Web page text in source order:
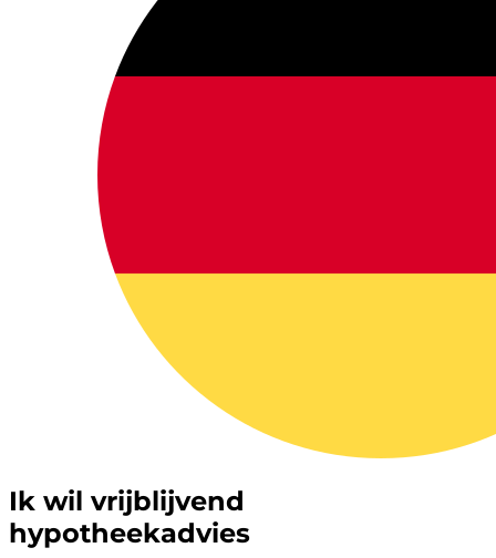
Ik wil vrijblijvend
hypotheekadvies